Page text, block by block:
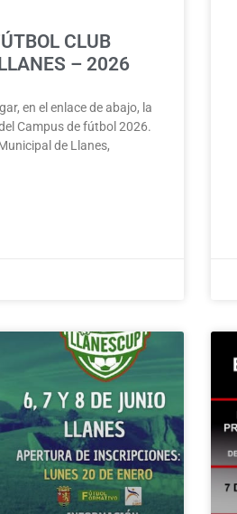
CLUB
– 2026
en el enlace de abajo, la
Campus de fútbol 2026.
de Llanes,